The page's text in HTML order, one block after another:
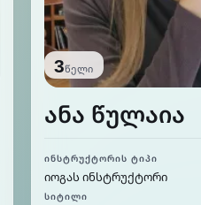
3წელი
ანა წულაია
ᲘᲜᲡᲢᲠᲣᲥᲢᲝᲠᲘᲡ ᲢᲘᲞᲘ
იოგას ინსტრუქტორი
ᲡᲘᲢᲘᲚᲘ